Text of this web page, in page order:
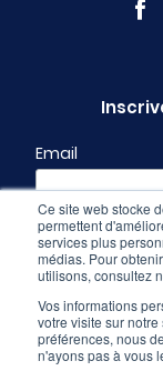
Ce site web stocke
permettent
services plus
médias. Pour
utilisons, consultez
Vos informations
votre visite sur
préférences, nous
n'ayons pas à vous
Email
Profil